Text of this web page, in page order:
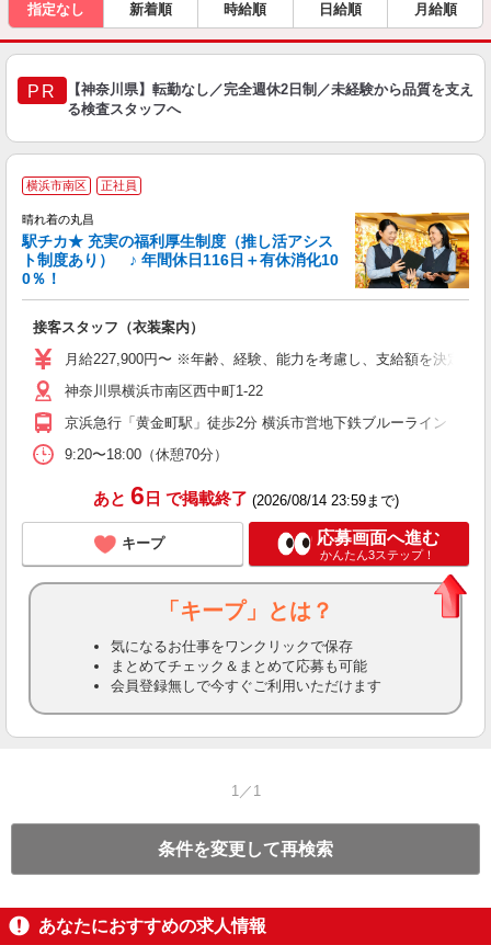
指定なし 新着順 時給順 日給順 月給順
PR
【神奈川県】転勤なし／完全週休2日制／未経験から品質を支え
る検査スタッフへ
横浜市南区 正社員
晴れ着の丸昌
駅チカ★ 充実の福利厚生制度（推し活アシス
ト制度あり） ♪ 年間休日116日＋有休消化10
0％！
接客スタッフ（衣装案内）
月給227,900円〜 ※年齢、経験、能力を考慮し、支給額を決定し
神奈川県横浜市南区西中町1-22
京浜急行「黄金町駅」徒歩2分 横浜市営地下鉄ブルーライン「阪
9:20〜18:00（休憩70分）
あと 6 日 で掲載終了 (2026/08/14 23:59まで)
キープ 応募画面へ進む
かんたん3ステップ！
「キープ」とは？
気になるお仕事をワンクリックで保存
まとめてチェック＆まとめて応募も可能
会員登録無しで今すぐご利用いただけます
1／1
条件を変更して再検索
あなたにおすすめの求人情報